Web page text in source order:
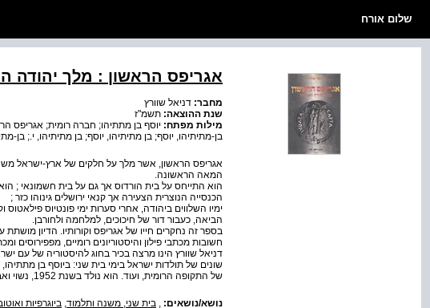
שלום אורח
אגריפס הראשון : מלך יהודה
מחבר: דניאל שוורץ
שנת ההוצאה: תשמ"ז
מילות מפתח: יוסף בן מתתיהו; חברה רומית; אגריפס
בן-מתיתיהו, יוסף; בן מתיתיהו, יוסף; בן מתיתיהו, י.; בן-
המאה הראשונה.
הוא התייחס על בית הורדוס אך גם על בית חשמונאי ;
הכנסייה הנוצרית הצעירה אך קנאי ירושלים גינוהו כזר ;
ימיו השלווים ביהודה, אחרי סערות ימי פונטיוס
הביאה, כעבור דור של חיכוכים, למלחמה ולחורבן.
בספר זה נחקרים חייו של אגריפס וקורותיו. הדיון
חשובות מכתבי פילון והיסטוריונים רומיים, מפפירוסים
דניאל שוורץ הינו מרצה בכיר בחוג להיסטוריה של עם
שונים של תולדות ישראל בימי בית שני: ביוסף בן
של התקופה הרומית, ועוד. הוא נולד בשנת 1952, נשוי ואב לחמישה ילדים.
נושא/נושאים: בית שני, משנה ותלמוד ביוגרפיות